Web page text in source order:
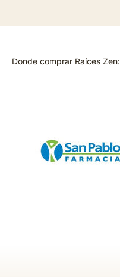
Donde comprar Raíces Zen: